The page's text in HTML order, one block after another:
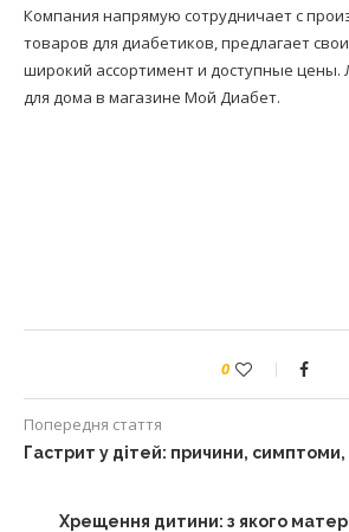
Компания напрямую сотрудничает с
товаров для диабетиков, предлагает
широкий ассортимент и доступные цены.
для дома в магазине Мой Диабет.
0
Попередня стаття
Гастрит у дітей: причини, симптоми,
Хрещення дитини: з якого